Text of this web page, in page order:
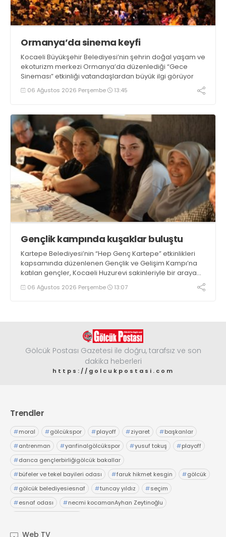
Ormanya’da sinema keyfi
Kocaeli Büyükşehir Belediyesi’nin şehrin doğal yaşam ve
ekoturizm merkezi Ormanya’da düzenlediği “Gece
Sineması” etkinliği vatandaşlardan büyük ilgi görüyor
06 Ağustos 2026 Perşembe 13:45
Gençlik kampında kuşaklar buluştu
Kartepe Belediyesi’nin “Hep Genç Kartepe” etkinlikleri
kapsamında düzenlenen Gençlik ve Gelişim Kampı’na
katılan gençler, Kocaeli Huzurevi sakinleriyle bir araya
geldi06 Ağustos 2026 Perşembe 13:07
Gölcük Postası Gazetesi ile doğru, tarafsız ve son
dakika heberleri
https://golcukpostasi.com
Trendler
#moral #gölcükspor #playoff #ziyaret #başkanlar
#antrenman #yarıfinalgölcükspor #yusuf tokuş #playoff
#darıca gençlerbirliğigölcük bakallar
#büfeler ve tekel bayileri odası #faruk hikmet kesgin #gölcük
#gölcük belediyesiesnaf #tuncay yıldız #seçim
#esnaf odası #necmi kocamanAyhan Zeytinoğlu
Web TV